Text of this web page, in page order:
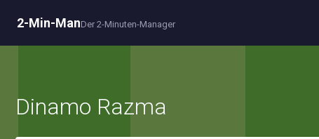
2-Min-ManDer 2-Minuten-Manager
Dinamo Razma